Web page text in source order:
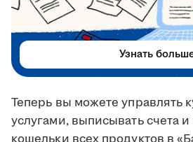
Теперь вы можете управлять
услугами, выписывать счета
Узнать